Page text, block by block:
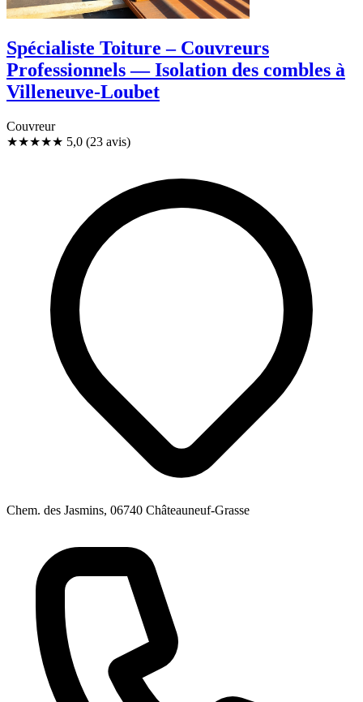
Spécialiste Toiture – Couvreurs
Professionnels — Isolation des combles à
Villeneuve-Loubet
Couvreur
★★★★★ 5,0 (23 avis)
Chem. des Jasmins, 06740 Châteauneuf-Grasse